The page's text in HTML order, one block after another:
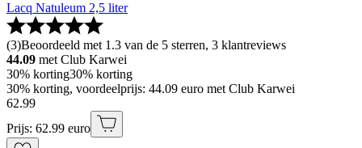
Lacq Natuleum 2,5 liter
(3)Beoordeeld met 1.3 van de 5 sterren, 3 klantreviews
44.09 met Club Karwei
30% korting30% korting
30% korting, voordeelprijs: 44.09 euro met Club Karwei
62.99
Prijs: 62.99 euro